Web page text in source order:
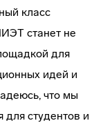
класс
станет не
для
идей и
что мы
для студентов и